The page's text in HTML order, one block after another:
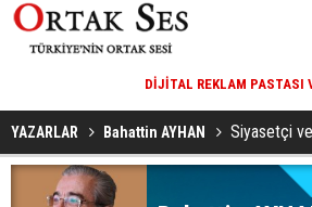
DIJITAL REKLAM PASTASI
GENÇLERBIRLIĞI SPOR KULÜBÜNDEN
YAZARLAR Bahattin AYHAN Siyasetçi